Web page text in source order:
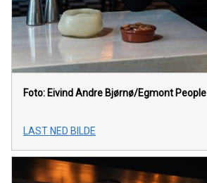
Foto: Eivind Andre Bjørnø/Egmont People
LAST NED BILDE